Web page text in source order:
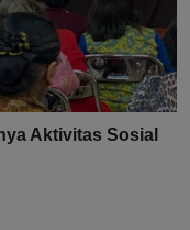
Aktivitas Sosial